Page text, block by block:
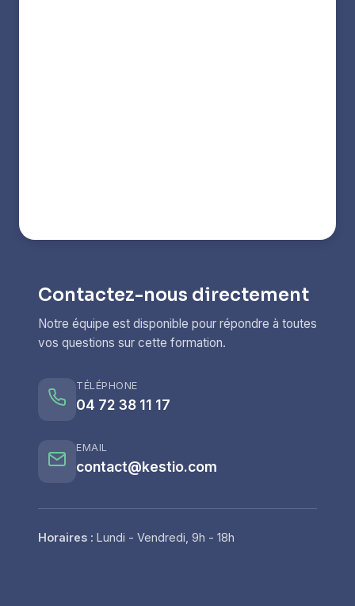
Contactez-nous directement
Notre équipe est disponible pour répondre à toutes
vos questions sur cette formation.
TÉLÉPHONE
04 72 38 11 17
EMAIL
contact@kestio.com
Horaires : Lundi - Vendredi, 9h - 18h